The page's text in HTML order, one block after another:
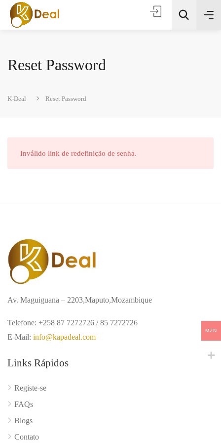
Procura
Reset Password
K-Deal Reset Password
Inválido link de redefinição de senha.
Av. Maguiguana – 2203,Maputo,Mozambique
Telefone: +258 87 7272726 / 85 7272726
E-Mail: info@kapadeal.com
Links Rápidos
Registe-se
FAQs
Blogs
Contato
MZN